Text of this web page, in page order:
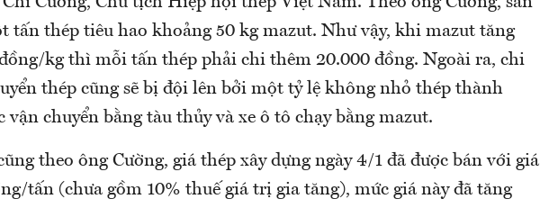
tấn thép tiêu hao khoảng 50 kg mazut. Như vậy, khi mazut tăng
kg thì mỗi tấn thép phải chi thêm 20.000 đồng. Ngoài ra, chi
thép cũng sẽ bị đội lên bởi một tỷ lệ không nhỏ thép thành
vận chuyển bằng tàu thủy và xe ô tô chạy bằng mazut.
theo ông Cường, giá thép xây dựng ngày 4/1 đã được bán với giá
tấn (chưa gồm 10% thuế giá trị gia tăng), mức giá này đã tăng